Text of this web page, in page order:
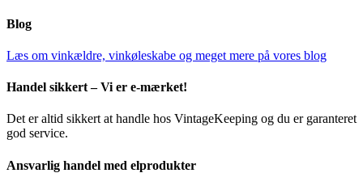
Blog
Læs om vinkældre, vinkøleskabe og meget mere på vores blog
Handel sikkert – Vi er e-mærket!
Det er altid sikkert at handle hos VintageKeeping og du er garanteret
god service.
Ansvarlig handel med elprodukter